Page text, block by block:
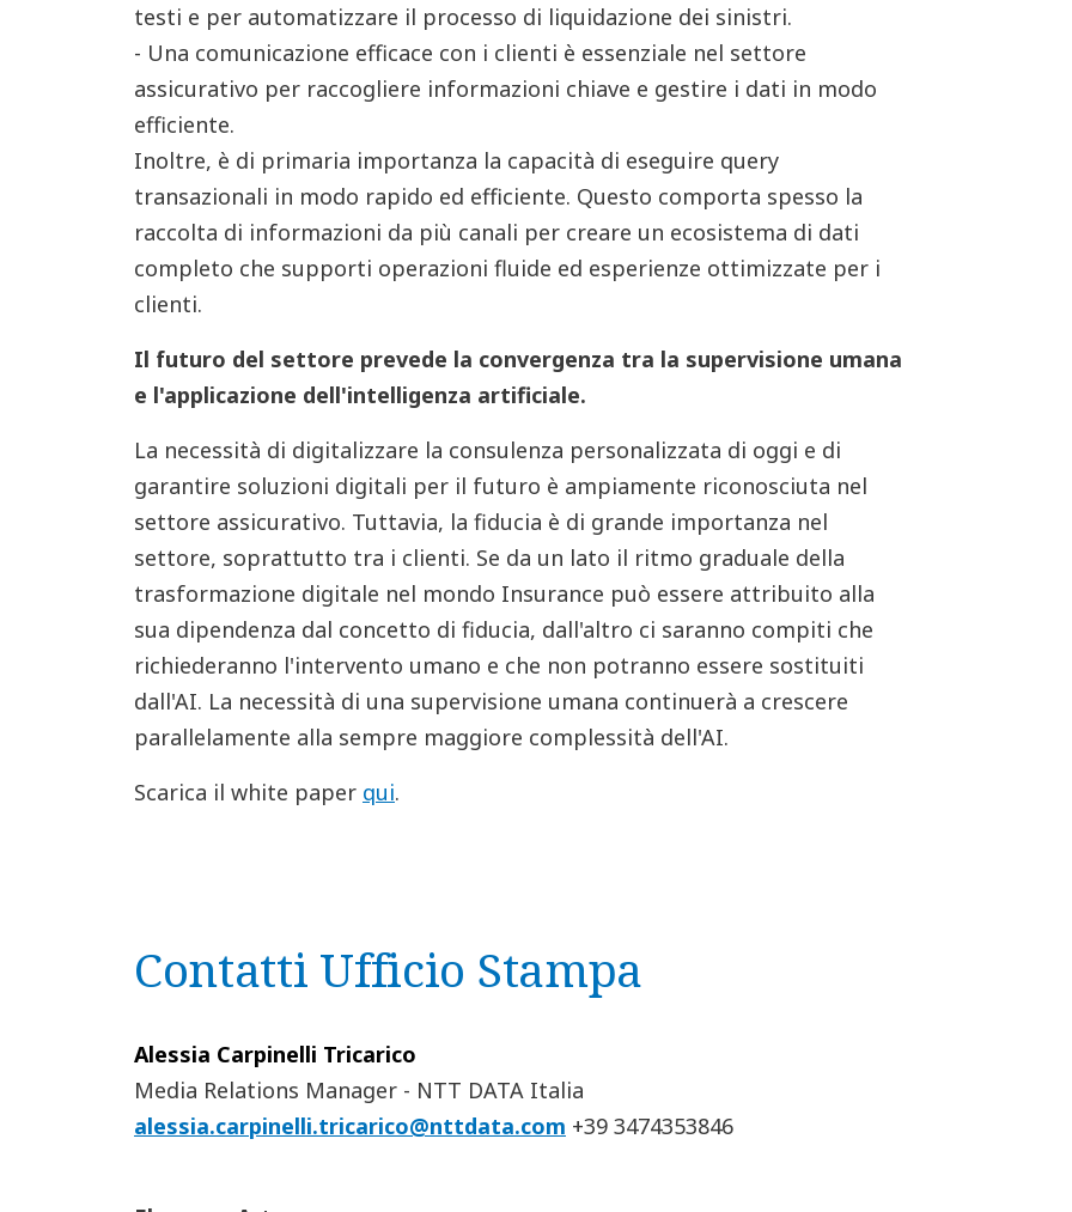
testi e per automatizzare il processo di liquidazione dei sinistri.
- Una comunicazione efficace con i clienti è essenziale nel settore
assicurativo per raccogliere informazioni chiave e gestire i dati in modo
efficiente.
Inoltre, è di primaria importanza la capacità di eseguire query
transazionali in modo rapido ed efficiente. Questo comporta spesso la
raccolta di informazioni da più canali per creare un ecosistema di dati
completo che supporti operazioni fluide ed esperienze ottimizzate per i
clienti.
Il futuro del settore prevede la convergenza tra la supervisione umana
e l'applicazione dell'intelligenza artificiale.
La necessità di digitalizzare la consulenza personalizzata di oggi e di
garantire soluzioni digitali per il futuro è ampiamente riconosciuta nel
settore assicurativo. Tuttavia, la fiducia è di grande importanza nel
settore, soprattutto tra i clienti. Se da un lato il ritmo graduale della
trasformazione digitale nel mondo Insurance può essere attribuito alla
sua dipendenza dal concetto di fiducia, dall'altro ci saranno compiti che
richiederanno l'intervento umano e che non potranno essere sostituiti
dall'AI. La necessità di una supervisione umana continuerà a crescere
parallelamente alla sempre maggiore complessità dell'AI.
Scarica il white paper qui.
Contatti Ufficio Stampa
Alessia Carpinelli Tricarico
Media Relations Manager - NTT DATA Italia
alessia.carpinelli.tricarico@nttdata.com +39 3474353846